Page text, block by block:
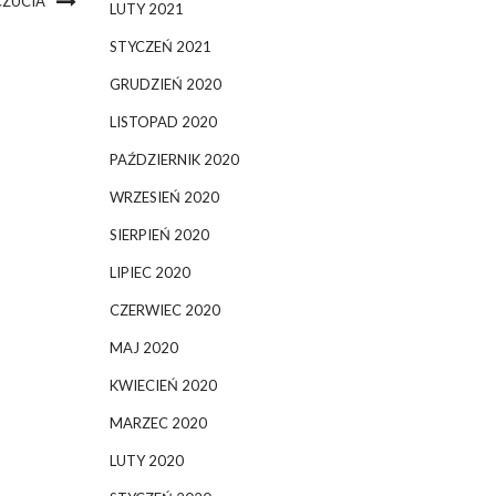
LUTY 2021
STYCZEŃ 2021
GRUDZIEŃ 2020
LISTOPAD 2020
PAŹDZIERNIK 2020
WRZESIEŃ 2020
SIERPIEŃ 2020
LIPIEC 2020
CZERWIEC 2020
MAJ 2020
KWIECIEŃ 2020
MARZEC 2020
LUTY 2020